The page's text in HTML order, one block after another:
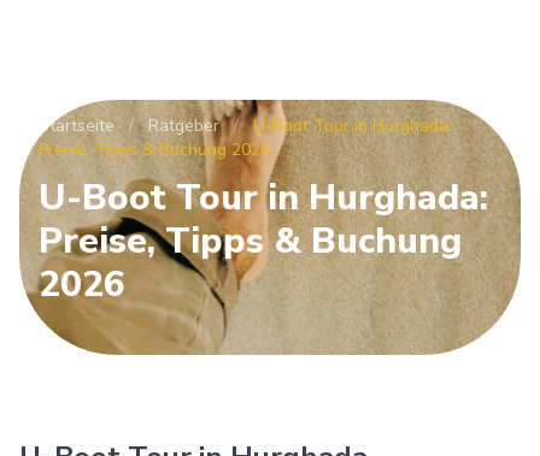
Startseite / Ratgeber /
U-Boot Tour in Hurghada:
Preise, Tipps & Buchung 2026
U-Boot Tour in Hurghada:
Preise, Tipps & Buchung
2026